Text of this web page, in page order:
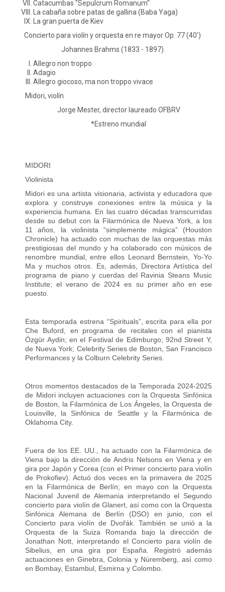
Catacumbas "Sepulcrum Romanum"
La cabaña sobre patas de gallina (Baba Yaga)
La gran puerta de Kiev
Concierto para violín y orquesta en re mayor Op. 77 (40’)
Johannes Brahms (1833 - 1897)
Allegro non troppo
Adagio
Allegro giocoso, ma non troppo vivace
Midori, violín
Jorge Mester, director laureado OFBRV
*Estreno mundial
MIDORI
Violinista
Midori es una artista visionaria, activista y educadora que
explora y construye conexiones entre la música y la
experiencia humana. En las cuatro décadas transcurridas
desde su debut con la Filarmónica de Nueva York, a los
11 años, la violinista “simplemente mágica” (Houston
Chronicle) ha actuado con muchas de las orquestas más
prestigiosas del mundo y ha colaborado con músicos de
renombre mundial, entre ellos Leonard Bernstein, Yo-Yo
Ma y muchos otros. Es, además, Directora Artística del
programa de piano y cuerdas del Ravinia Steans Music
Institute; el verano de 2024 es su primer año en ese
puesto.
Esta temporada estrena “Spirituals”, escrita para ella por
Che Buford, en programa de recitales con el pianista
Özgür Aydin; en el Festival de Edimburgo; 92nd Street Y,
de Nueva York; Celebrity Series de Boston, San Francisco
Performances y la Colburn Celebrity Series.
Otros momentos destacados de la Temporada 2024-2025
de Midori incluyen actuaciones con la Orquesta Sinfónica
de Boston, la Filarmónica de Los Ángeles, la Orquesta de
Louisville, la Sinfónica de Seattle y la Filarmónica de
Oklahoma City.
Fuera de los EE. UU., ha actuado con la Filarmónica de
Viena bajo la dirección de Andris Nelsons en Viena y en
gira por Japón y Corea (con el Primer concierto para violín
de Prokofiev). Actuó dos veces en la primavera de 2025
en la Filarmónica de Berlín; en mayo con la Orquesta
Nacional Juvenil de Alemania interpretando el Segundo
concierto para violín de Glanert, así como con la Orquesta
Sinfónica Alemana de Berlín (DSO) en junio, con el
Concierto para violín de Dvořák. También se unió a la
Orquesta de la Suiza Romanda bajo la dirección de
Jonathan Nott, interpretando el Concierto para violín de
Sibelius, en una gira por España. Registró además
actuaciones en Ginebra, Colonia y Núremberg, así como
en Bombay, Estambul, Esmirna y Colombo.